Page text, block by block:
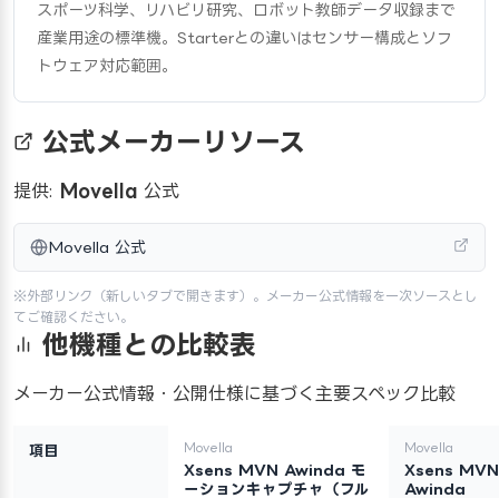
スポーツ科学、リハビリ研究、ロボット教師データ収録まで
産業用途の標準機。Starterとの違いはセンサー構成とソフ
トウェア対応範囲。
公式メーカーリソース
提供: Movella 公式
Movella 公式
※外部リンク（新しいタブで開きます）。メーカー公式情報を一次ソースとし
てご確認ください。
他機種との比較表
メーカー公式情報・公開仕様に基づく主要スペック比較
項目 Movella
Xsens MVN Awinda モ
ーションキャプチャ（フル
Movella
Xsens MVN
Awinda